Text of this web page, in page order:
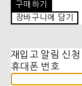
구매하기
장바구니에 담기
재입고 알림 신청
휴대폰 번호